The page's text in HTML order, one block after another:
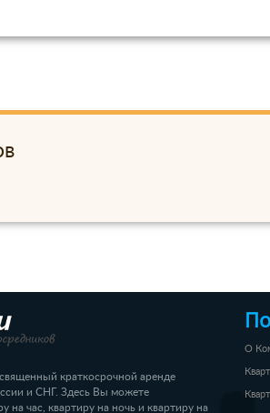
краткосрочной аренде
и СНГ. Здесь Вы можете
на час, квартиру на ночь и квартиру на
О